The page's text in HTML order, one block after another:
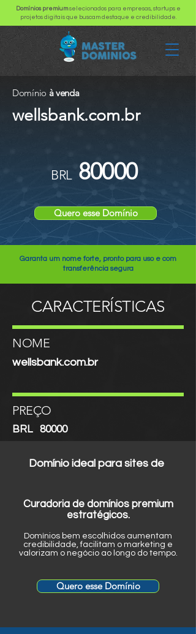
Domínios premiumselecionados para empresas, startups e
projetos digitais que buscam destaque e credibilidade.
Domínio à venda
wellsbank.com.br
BRL 80000
Quero esse Domínio
Garanta um nome forte, pronto para uso e com
transferência segura
CARACTERÍSTICAS
NOME
wellsbank.com.br
PREÇO
BRL 80000
Domínio ideal para sites de
Curadoria de domínios premium
estratégicos.
Domínios bem escolhidos aumentam
credibilidade, facilitam o marketing e
valorizam o negócio ao longo do tempo.
Quero esse Domínio